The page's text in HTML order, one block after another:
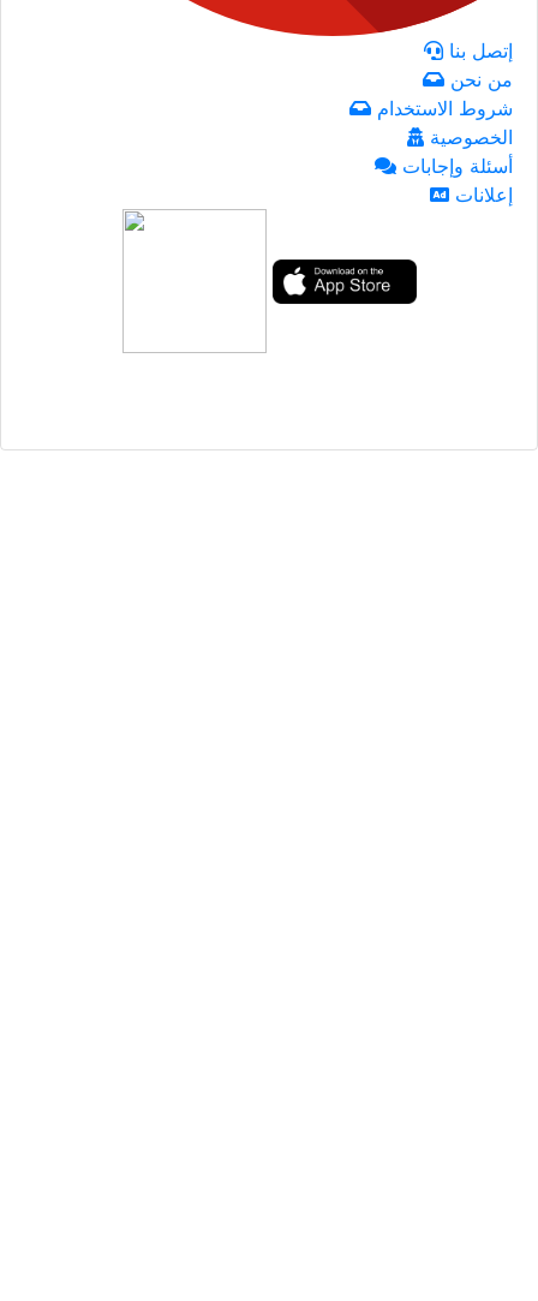
إتصل بنا
من نحن
شروط الاستخدام
الخصوصية
أسئلة وإجابات
إعلانات